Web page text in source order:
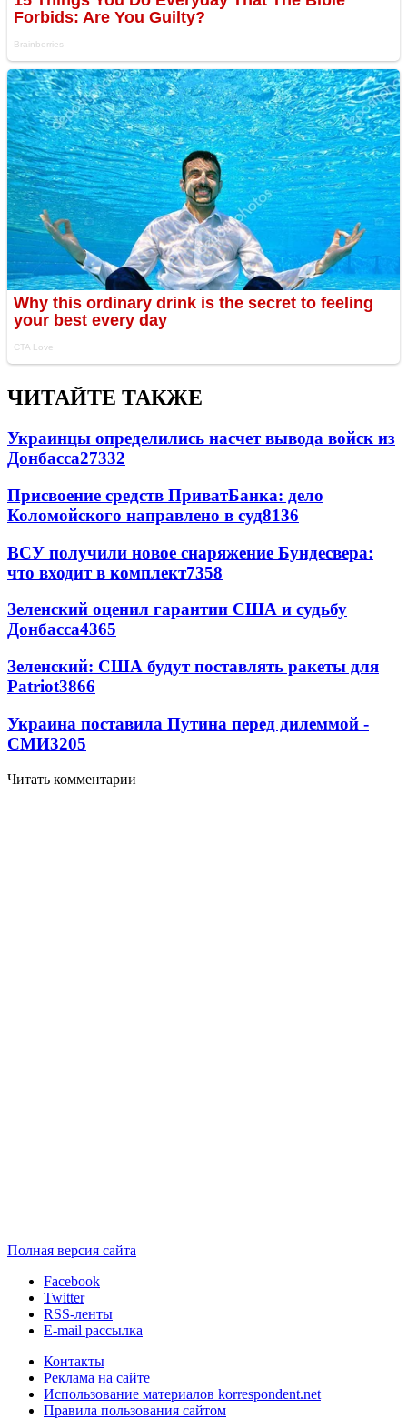
ЧИТАЙТЕ ТАКЖЕ
Украинцы определились насчет вывода войск из
Донбасса27332
Присвоение средств ПриватБанка: дело
Коломойского направлено в суд8136
ВСУ получили новое снаряжение Бундесвера:
что входит в комплект7358
Зеленский оценил гарантии США и судьбу
Донбасса4365
Зеленский: США будут поставлять ракеты для
Patriot3866
Украина поставила Путина перед дилеммой -
СМИ3205
Читать комментарии
Полная версия сайта
Facebook
Twitter
RSS-ленты
E-mail рассылка
Контакты
Реклама на сайте
Использование материалов korrespondent.net
Правила пользования сайтом